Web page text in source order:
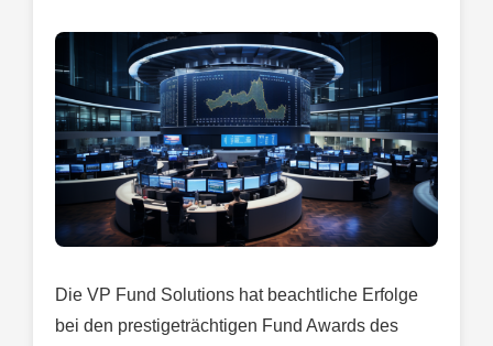
Die VP Fund Solutions hat beachtliche Erfolge
bei den prestigeträchtigen Fund Awards des